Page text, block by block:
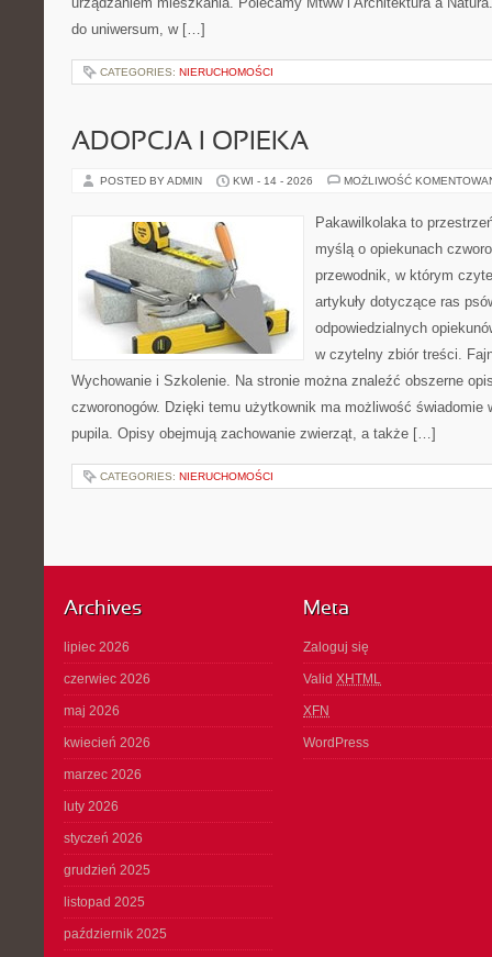
do uniwersum, w […]
CATEGORIES: NIERUCHOMOŚCI
ADOPCJA I OPIEKA
POSTED BY ADMIN KWI - 14 - 2026 MOŻLIWOŚĆ
Pakawilkolaka to
myślą o opiekunach
przewodnik, w którym
artykuły dotyczące ras
odpowiedzialnych
w czytelny zbiór treści.
Wychowanie i Szkolenie. Na stronie można znaleźć obszerne
czworonogów. Dzięki temu użytkownik ma możliwość świadomie
pupila. Opisy obejmują zachowanie zwierząt, a także […]
CATEGORIES: NIERUCHOMOŚCI
Archives
lipiec 2026
czerwiec 2026
maj 2026
kwiecień 2026
marzec 2026
luty 2026
styczeń 2026
grudzień 2025
listopad 2025
październik 2025
Meta
Zaloguj się
Valid XHTML
XFN
WordPress